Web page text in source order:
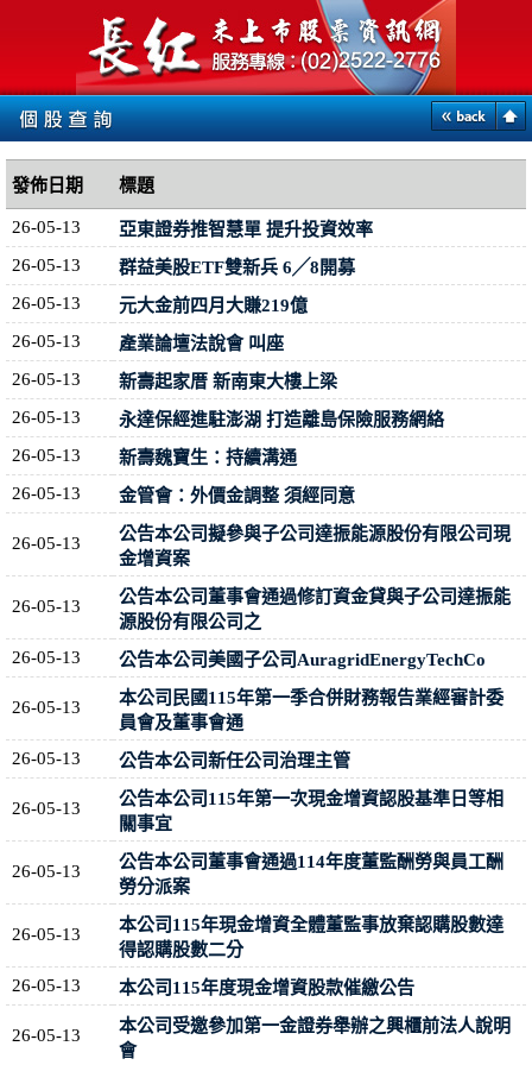
發佈日期 標題
26-05-13
亞東證券推智慧單 提升投資效率
26-05-13
群益美股ETF雙新兵 6╱8開募
26-05-13
元大金前四月大賺219億
26-05-13
產業論壇法說會 叫座
26-05-13
新壽起家厝 新南東大樓上梁
26-05-13
永達保經進駐澎湖 打造離島保險服務網絡
26-05-13
新壽魏寶生：持續溝通
26-05-13
金管會：外價金調整 須經同意
26-05-13
公告本公司擬參與子公司達振能源股份有限公司現
金增資案
26-05-13
公告本公司董事會通過修訂資金貸與子公司達振能
源股份有限公司之
26-05-13
公告本公司美國子公司AuragridEnergyTechCo
26-05-13
本公司民國115年第一季合併財務報告業經審計委
員會及董事會通
26-05-13
公告本公司新任公司治理主管
26-05-13
公告本公司115年第一次現金增資認股基準日等相
關事宜
26-05-13
公告本公司董事會通過114年度董監酬勞與員工酬
勞分派案
26-05-13
本公司115年現金增資全體董監事放棄認購股數達
得認購股數二分
26-05-13
本公司115年度現金增資股款催繳公告
26-05-13
本公司受邀參加第一金證券舉辦之興櫃前法人說明
會